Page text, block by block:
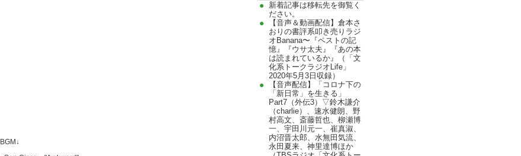
新着記事は移転先を御覧く
ださい。
【音声＆動画配信】倉本さ
おりの書評系叩き売りラジ
オBanana〜『ペストの記
憶』『ウサ太夫』『あの本
は読まれているか』（「文
化系トークラジオLife」
2020年5月3日収録）
【音声配信】「コロナ下の
「新日常」を生きる」
Part7（外伝3）▽鈴木謙介
（charlie）、速水健朗、野
村高文、斎藤哲也、柳瀬博
一、宇田川元一、崔真淑、
内沼晋太郎、水無田気流、
永田夏来、神里達博ほか
BGM↓